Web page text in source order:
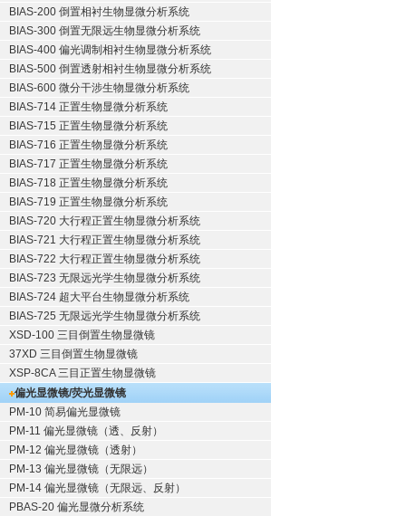
BIAS-200 倒置相衬生物显微分析系统
BIAS-300 倒置无限远生物显微分析系统
BIAS-400 偏光调制相衬生物显微分析系统
BIAS-500 倒置透射相衬生物显微分析系统
BIAS-600 微分干涉生物显微分析系统
BIAS-714 正置生物显微分析系统
BIAS-715 正置生物显微分析系统
BIAS-716 正置生物显微分析系统
BIAS-717 正置生物显微分析系统
BIAS-718 正置生物显微分析系统
BIAS-719 正置生物显微分析系统
BIAS-720 大行程正置生物显微分析系统
BIAS-721 大行程正置生物显微分析系统
BIAS-722 大行程正置生物显微分析系统
BIAS-723 无限远光学生物显微分析系统
BIAS-724 超大平台生物显微分析系统
BIAS-725 无限远光学生物显微分析系统
XSD-100 三目倒置生物显微镜
37XD 三目倒置生物显微镜
XSP-8CA 三目正置生物显微镜
偏光显微镜/荧光显微镜
PM-10 简易偏光显微镜
PM-11 偏光显微镜（透、反射）
PM-12 偏光显微镜（透射）
PM-13 偏光显微镜（无限远）
PM-14 偏光显微镜（无限远、反射）
PBAS-20 偏光显微分析系统